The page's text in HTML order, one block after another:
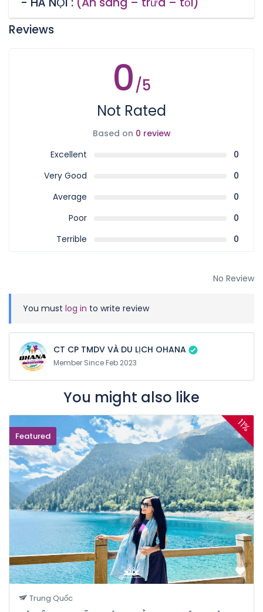
Reviews
0/5
Not Rated
Based on 0 review
Excellent
0
Very Good
0
Average
0
Poor
0
Terrible
0
No Review
You must log in to write review
CT CP TMDV VÀ DU LỊCH OHANA
Member Since Feb 2023
You might also like
Featured
11%
Trung Quốc